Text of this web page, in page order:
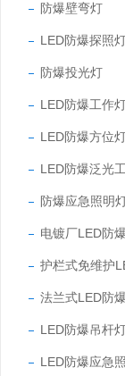
防爆壁弯灯
LED防爆探照
防爆投光灯
LED防爆工作
LED防爆方位
LED防爆泛光
防爆应急照明
电镀厂LED防
护栏式免维护
法兰式LED防
LED防爆吊杆
LED防爆应急